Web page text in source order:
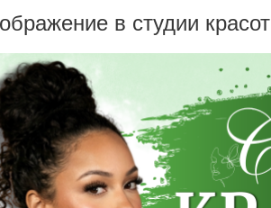
в студии